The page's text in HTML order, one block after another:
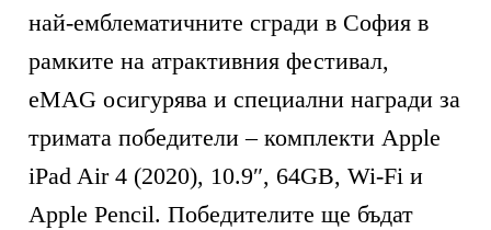
най-емблематичните сгради в София в
рамките на атрактивния фестивал,
eMAG осигурява и специални награди за
тримата победители – комплекти Apple
iPad Air 4 (2020), 10.9″, 64GB, Wi-Fi и
Apple Pencil. Победителите ще бъдат